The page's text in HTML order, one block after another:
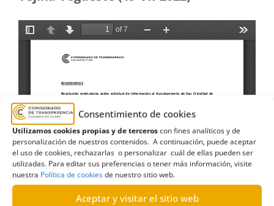
Consentimiento de cookies
Utilizamos cookies propias y de terceroscon fines analíticos y de
personalización de nuestros contenidos. A continuación, puede aceptar
el uso de cookies, rechazarlas o personalizar cuál de ellas pueden ser
utilizadas. Para editar sus preferencias o tener más información, visite
nuestra Política de cookiesde nuestro sitio web.
Aceptar y visitar el sitio web